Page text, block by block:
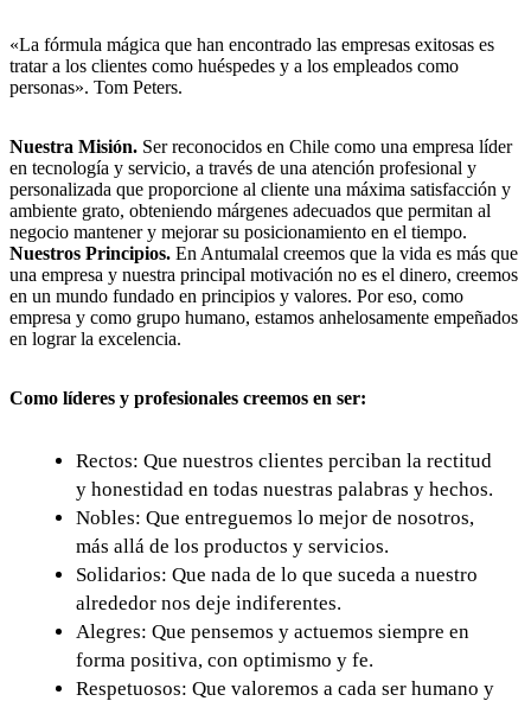
selladores
«La fórmula mágica que han encontrado las empresas exitosas es
tratar a los clientes como huéspedes y a los empleados como
personas». Tom Peters.
Nuestra Misión. Ser reconocidos en Chile como una empresa líder
en tecnología y servicio, a través de una atención profesional y
personalizada que proporcione al cliente una máxima satisfacción y
ambiente grato, obteniendo márgenes adecuados que permitan al
negocio mantener y mejorar su posicionamiento en el tiempo.
Nuestros Principios. En Antumalal creemos que la vida es más que
una empresa y nuestra principal motivación no es el dinero, creemos
en un mundo fundado en principios y valores. Por eso, como
empresa y como grupo humano, estamos anhelosamente empeñados
en lograr la excelencia.
Como líderes y profesionales creemos en ser:
Rectos: Que nuestros clientes perciban la rectitud
y honestidad en todas nuestras palabras y hechos.
Nobles: Que entreguemos lo mejor de nosotros,
más allá de los productos y servicios.
Solidarios: Que nada de lo que suceda a nuestro
alrededor nos deje indiferentes.
Alegres: Que pensemos y actuemos siempre en
forma positiva, con optimismo y fe.
Respetuosos: Que valoremos a cada ser humano y